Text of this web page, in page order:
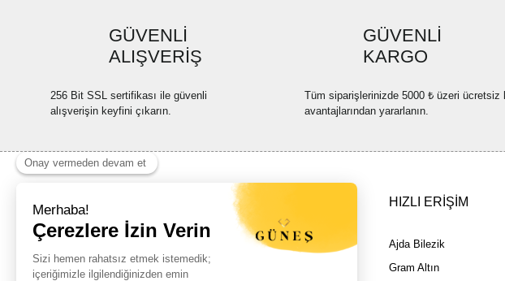
GÜVENLİ
ALIŞVERİŞ
256 Bit SSL sertifikası ile güvenli
alışverişin keyfini çıkarın.
GÜVENLİ
KARGO
Tüm siparişlerinizde 5000 ₺ üzeri ücretsiz
avantajlarından yararlanın.
HIZLI ERİŞİM
Ajda Bilezik
Gram Altın